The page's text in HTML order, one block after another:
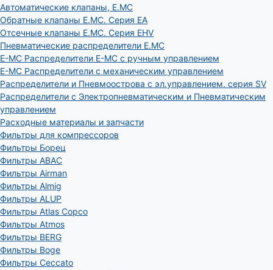
Автоматические клапаны, Е.МС
Обратные клапаны E.MC. Серия EA
Отсечные клапаны E.MC. Серия EHV
Пневматические распределители E.MC
E-MC Распределители E-MC с ручным управлением
E-MC Распределители с механическим управлением
Распределители и Пневмоострова с эл.управлением. серия SV
Распределители с Электропневматическим и Пневматическим
управлением
Расходные материалы и запчасти
Фильтры для компрессоров
Фильтры Борец
Фильтры ABAC
Фильтры Airman
Фильтры Almig
Фильтры ALUP
Фильтры Atlas Copco
Фильтры Atmos
Фильтры BERG
Фильтры Boge
Фильтры Ceccato